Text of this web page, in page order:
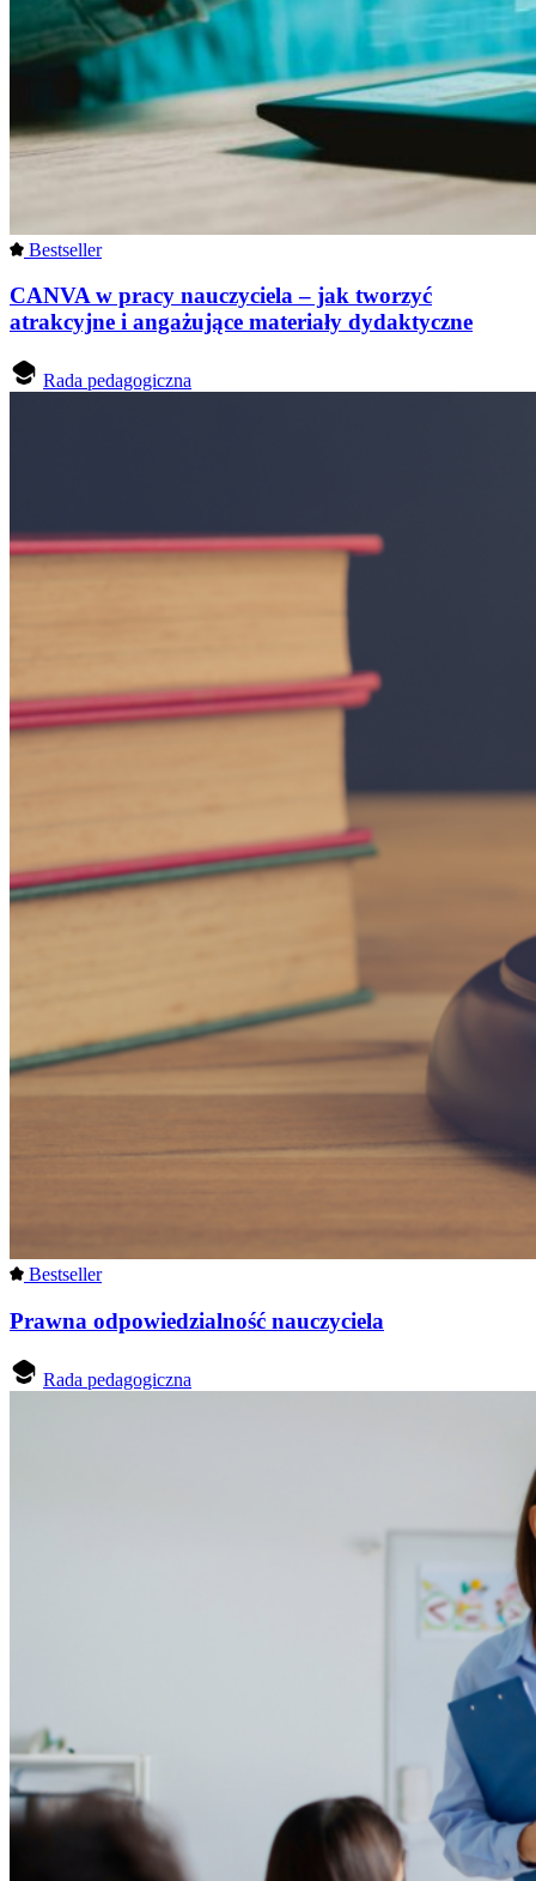
Bestseller
CANVA w pracy nauczyciela – jak tworzyć
atrakcyjne i angażujące materiały dydaktyczne
Rada pedagogiczna
Bestseller
Prawna odpowiedzialność nauczyciela
Rada pedagogiczna